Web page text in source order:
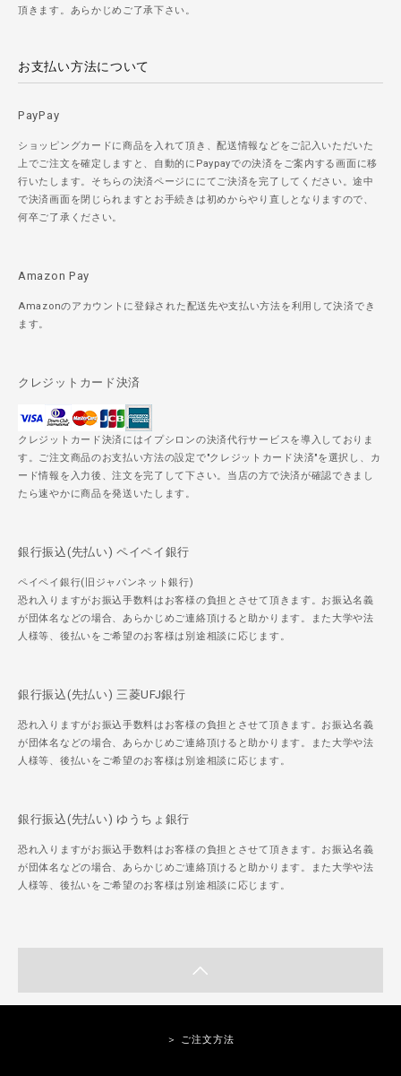
頂きます。あらかじめご了承下さい。
お支払い方法について
PayPay
ショッピングカードに商品を入れて頂き、配送情報などをご記入いただいた
上でご注文を確定しますと、自動的にPaypayでの決済をご案内する画面に移
行いたします。そちらの決済ページににてご決済を完了してください。途中
で決済画面を閉じられますとお手続きは初めからやり直しとなりますので、
何卒ご了承ください。
Amazon Pay
Amazonのアカウントに登録された配送先や支払い方法を利用して決済でき
ます。
クレジットカード決済
クレジットカード決済にはイプシロンの決済代行サービスを導入しておりま
す。ご注文商品のお支払い方法の設定で"クレジットカード決済"を選択し、カ
ード情報を入力後、注文を完了して下さい。当店の方で決済が確認できまし
たら速やかに商品を発送いたします。
銀行振込(先払い) ペイペイ銀行
ペイペイ銀行(旧ジャパンネット銀行)
恐れ入りますがお振込手数料はお客様の負担とさせて頂きます。お振込名義
が団体名などの場合、あらかじめご連絡頂けると助かります。また大学や法
人様等、後払いをご希望のお客様は別途相談に応じます。
銀行振込(先払い) 三菱UFJ銀行
恐れ入りますがお振込手数料はお客様の負担とさせて頂きます。お振込名義
が団体名などの場合、あらかじめご連絡頂けると助かります。また大学や法
人様等、後払いをご希望のお客様は別途相談に応じます。
銀行振込(先払い) ゆうちょ銀行
恐れ入りますがお振込手数料はお客様の負担とさせて頂きます。お振込名義
が団体名などの場合、あらかじめご連絡頂けると助かります。また大学や法
人様等、後払いをご希望のお客様は別途相談に応じます。
＞ ご注文方法